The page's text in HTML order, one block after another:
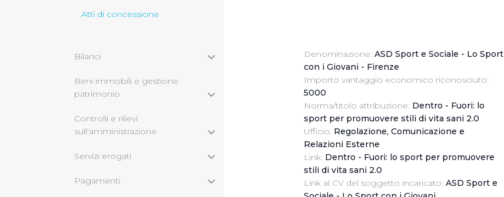
Atti di concessione
Bilanci
Beni immobili e gestione
patrimonio
Controlli e rilievi
sull'amministrazione
Servizi erogati
Pagamenti
Denominazione: ASD Sport e Sociale - Lo Sport
con i Giovani - Firenze
Importo vantaggio economico riconosciuto:
5000
Norma/titolo attribuzione: Dentro - Fuori: lo
sport per promuovere stili di vita sani 2.0
Ufficio: Regolazione, Comunicazione e
Relazioni Esterne
Link: Dentro - Fuori: lo sport per promuovere
stili di vita sani 2.0
Link al CV del soggetto incaricato: ASD Sport e